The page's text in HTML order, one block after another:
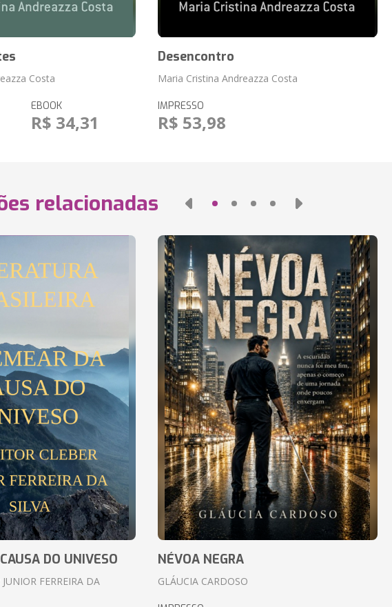
Costa
EBOOK
R$ 34,31
Desencontro
Maria Cristina Andreazza Costa
IMPRESSO
R$ 53,98
relacionadas
DO UNIVESO
FERREIRA DA
NÉVOA NEGRA
GLÁUCIA CARDOSO